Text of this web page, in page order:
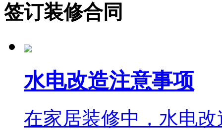
签订装修合同
水电改造注意事项
在家居装修中，水电